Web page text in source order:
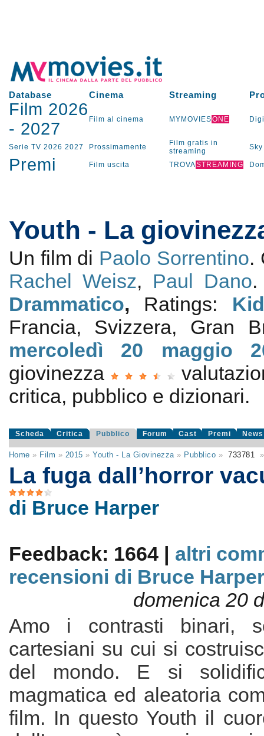
Database Cinema Streaming
Film 2026
- 2027 Film al cinema MYMOVIESONE
Serie TV 2026 2027 Prossimamente
Film gratis in
streaming
Sky
Premi Film uscita TROVASTREAMING
Youth - La
Un film di Paolo Sorrentino.
Rachel Weisz, Paul Dano
Drammatico, Ratings:
Francia, Svizzera, Gran
mercoledì 20
maggio
giovinezza
critica, pubblico e dizionari.
Scheda Critica Pubblico Forum Cast Premi News
Home » Film » 2015 »Youth - La Giovinezza» Pubblico » 733781 »
La fuga dall’horror
di Bruce Harper
Feedback: 1664 | altri
recensioni di Bruce Harper
domenica 20
Amo i contrasti binari,
cartesiani su cui si
del mondo. E si
magmatica ed aleatoria
film. In questo Youth il